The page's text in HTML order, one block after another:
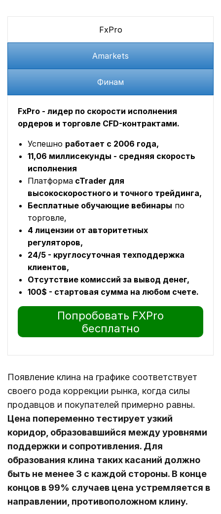
FxPro
Amarkets
Финам
FxPro - лидер по скорости исполнения
ордеров и торговле CFD-контрактами.
Успешно работает с 2006 года,
11,06 миллисекунды - средняя скорость
исполнения
Платформа cTrader для
высокоскоростного и точного трейдинга,
Бесплатные обучающие вебинары по
торговле,
4 лицензии от авторитетных
регуляторов,
24/5 - круглосуточная техподдержка
клиентов,
Отсутствие комиссий за вывод денег,
100$ - стартовая сумма на любом счете.
Попробовать FXPro
бесплатно
Появление клина на графике соответствует
своего рода коррекции рынка, когда силы
продавцов и покупателей примерно равны.
Цена попеременно тестирует узкий
коридор, образовавшийся между уровнями
поддержки и сопротивления. Для
образования клина таких касаний должно
быть не менее 3 с каждой стороны. В конце
концов в 99% случаев цена устремляется в
направлении, противоположном клину.